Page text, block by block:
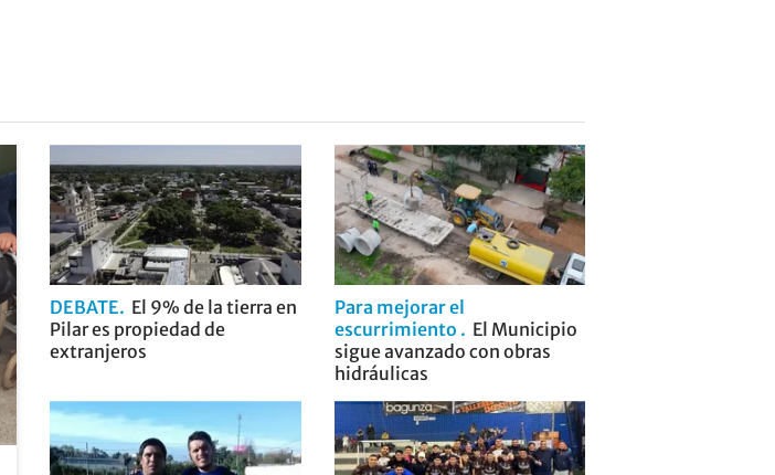
DEBATE
El 9% de la tierra en
Pilar es propiedad de
extranjeros
Para mejorar el
escurrimiento
El Municipio
sigue avanzado con obras
hidráulicas